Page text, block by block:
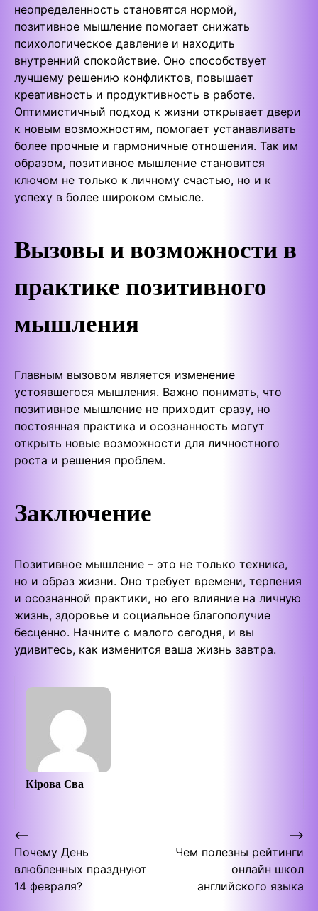
неопределенность становятся нормой,
позитивное мышление помогает снижать
психологическое давление и находить
внутренний спокойствие. Оно способствует
лучшему решению конфликтов, повышает
креативность и продуктивность в работе.
Оптимистичный подход к жизни открывает двери
к новым возможностям, помогает устанавливать
более прочные и гармоничные отношения. Так им
образом, позитивное мышление становится
ключом не только к личному счастью, но и к
успеху в более широком смысле.
Вызовы и возможности в
практике позитивного
мышления
Главным вызовом является изменение
устоявшегося мышления. Важно понимать, что
позитивное мышление не приходит сразу, но
постоянная практика и осознанность могут
открыть новые возможности для личностного
роста и решения проблем.
Заключение
Позитивное мышление – это не только техника,
но и образ жизни. Оно требует времени, терпения
и осознанной практики, но его влияние на личную
жизнь, здоровье и социальное благополучие
бесценно. Начните с малого сегодня, и вы
удивитесь, как изменится ваша жизнь завтра.
Кірова Єва
Post
navigation
⟵
Почему День
влюбленных празднуют
14 февраля?
Чем полезны рейтинги
онлайн школ
английского языка
⟶